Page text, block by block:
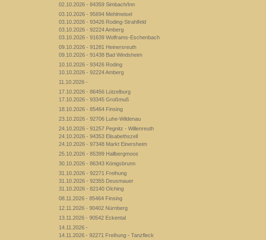
02.10.2026 - 84359 Simbach/Inn
03.10.2026 - 95694 Mehlmeisel
03.10.2026 - 93426 Roding-Strahlfeld
03.10.2026 - 92224 Amberg
03.10.2026 - 91639 Wolframs-Eschenbach
09.10.2026 - 91281 Heinersreuth
09.10.2026 - 91438 Bad Windsheim
10.10.2026 - 93426 Roding
10.10.2026 - 92224 Amberg
11.10.2026 -
17.10.2026 - 86456 Lützelburg
17.10.2026 - 93345 Großmuß
18.10.2026 - 85464 Finsing
23.10.2026 - 92706 Luhe-Wildenau
24.10.2026 - 91257 Pegnitz - Willenreuth
24.10.2026 - 94353 Elisabethszell
24.10.2026 - 97348 Markt Einersheim
25.10.2026 - 85399 Hallbergmoos
30.10.2026 - 86343 Königsbrunn
31.10.2026 - 92271 Freihung
31.10.2026 - 92355 Deusmauer
31.10.2026 - 82140 Olching
08.11.2026 - 85464 Finsing
12.11.2026 - 90402 Nürnberg
13.11.2026 - 90542 Eckental
14.11.2026 -
14.11.2026 - 92271 Freihung - Tanzfleck